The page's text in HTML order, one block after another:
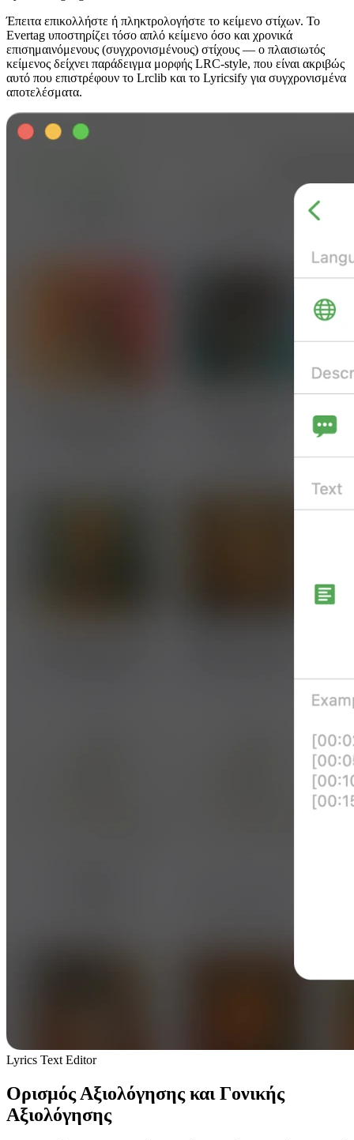
Έπειτα επικολλήστε ή πληκτρολογήστε το κείμενο στίχων. Το
Evertag υποστηρίζει τόσο απλό κείμενο όσο και χρονικά
επισημαινόμενους (συγχρονισμένους) στίχους — ο πλαισιωτός
κείμενος δείχνει παράδειγμα μορφής LRC-style, που είναι ακριβώς
αυτό που επιστρέφουν το Lrclib και το Lyricsify για συγχρονισμένα
αποτελέσματα.
Lyrics Text Editor
Ορισμός Αξιολόγησης και Γονικής
Αξιολόγησης